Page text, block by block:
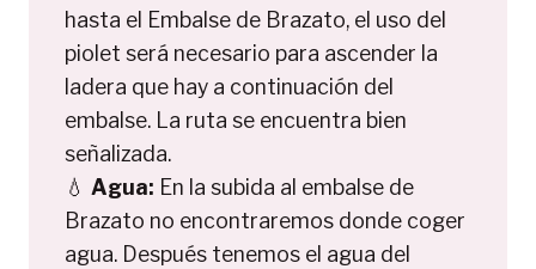
hasta el Embalse de Brazato, el uso del
piolet será necesario para ascender la
ladera que hay a continuación del
embalse. La ruta se encuentra bien
señalizada.
💧 Agua: En la subida al embalse de
Brazato no encontraremos donde coger
agua. Después tenemos el agua del